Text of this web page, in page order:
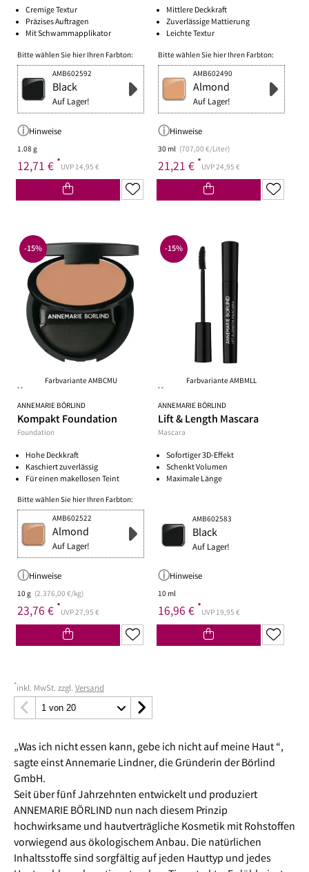
Cremige Textur
Präzises Auftragen
Mit Schwammapplikator
Bitte wählen Sie hier Ihren Farbton:
AMB602592
Black
Auf Lager!
Hinweise
1.08 g
12,71 € *UVP 14,95 €
Mittlere Deckkraft
Zuverlässige Mattierung
Leichte Textur
Bitte wählen Sie hier Ihren Farbton:
AMB602490
Almond
Auf Lager!
Hinweise
30 ml (707,00 €/Liter)
21,21 € *UVP 24,95 €
Farbvariante AMBCMU
**
ANNEMARIE BÖRLIND
Kompakt Foundation
Foundation
Hohe Deckkraft
Kaschiert zuverlässig
Für einen makellosen Teint
Bitte wählen Sie hier Ihren Farbton:
AMB602522
Almond
Auf Lager!
Hinweise
10 g (2.376,00 €/kg)
23,76 € *UVP 27,95 €
-15%
Farbvariante AMBMLL
**
ANNEMARIE BÖRLIND
Lift & Length Mascara
Mascara
Sofortiger 3D-Effekt
Schenkt Volumen
Maximale Länge
AMB602583
Black
Auf Lager!
Hinweise
10 ml
16,96 € *UVP 19,95 €
-15%
*inkl. MwSt. zzgl. Versand
„Was ich nicht essen kann, gebe ich nicht auf meine Haut “,
sagte einst Annemarie Lindner, die Gründerin der Börlind
GmbH.
Seit über fünf Jahrzehnten entwickelt und produziert
ANNEMARIE BÖRLIND nun nach diesem Prinzip
hochwirksame und hautverträgliche Kosmetik mit Rohstoffen
vorwiegend aus ökologischem Anbau. Die natürlichen
Inhaltsstoffe sind sorgfältig auf jeden Hauttyp und jedes